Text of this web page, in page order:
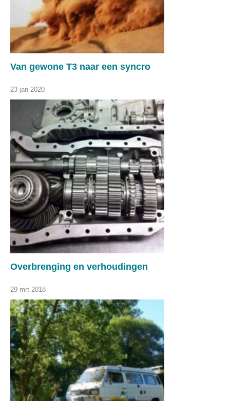
Van gewone T3 naar een syncro
23 jan 2020
Overbrenging en verhoudingen
29 mrt 2018